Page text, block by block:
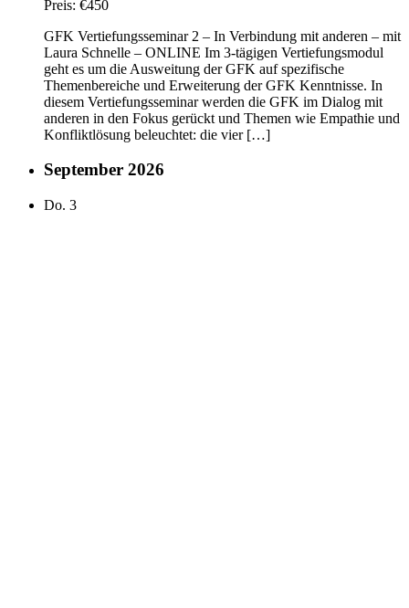
Preis: €450
GFK Vertiefungsseminar 2 – In Verbindung mit anderen – mit
Laura Schnelle – ONLINE Im 3-tägigen Vertiefungsmodul
geht es um die Ausweitung der GFK auf spezifische
Themenbereiche und Erweiterung der GFK Kenntnisse. In
diesem Vertiefungsseminar werden die GFK im Dialog mit
anderen in den Fokus gerückt und Themen wie Empathie und
Konfliktlösung beleuchtet: die vier […]
September 2026
Do. 3